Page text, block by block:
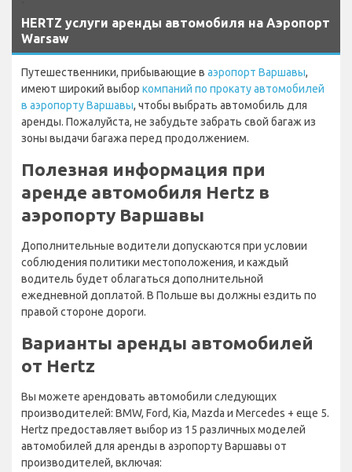
HERTZ услуги аренды автомобиля на Аэропорт
Warsaw
Путешественники, прибывающие в аэропорт Варшавы,
имеют широкий выбор компаний по прокату автомобилей
в аэропорту Варшавы, чтобы выбрать автомобиль для
аренды. Пожалуйста, не забудьте забрать свой багаж из
зоны выдачи багажа перед продолжением.
Полезная информация при
аренде автомобиля Hertz в
аэропорту Варшавы
Дополнительные водители допускаются при условии
соблюдения политики местоположения, и каждый
водитель будет облагаться дополнительной
ежедневной доплатой. В Польше вы должны ездить по
правой стороне дороги.
Варианты аренды автомобилей
от Hertz
Вы можете арендовать автомобили следующих
производителей: BMW, Ford, Kia, Mazda и Mercedes + еще 5.
Hertz предоставляет выбор из 15 различных моделей
автомобилей для аренды в аэропорту Варшавы от
производителей, включая: